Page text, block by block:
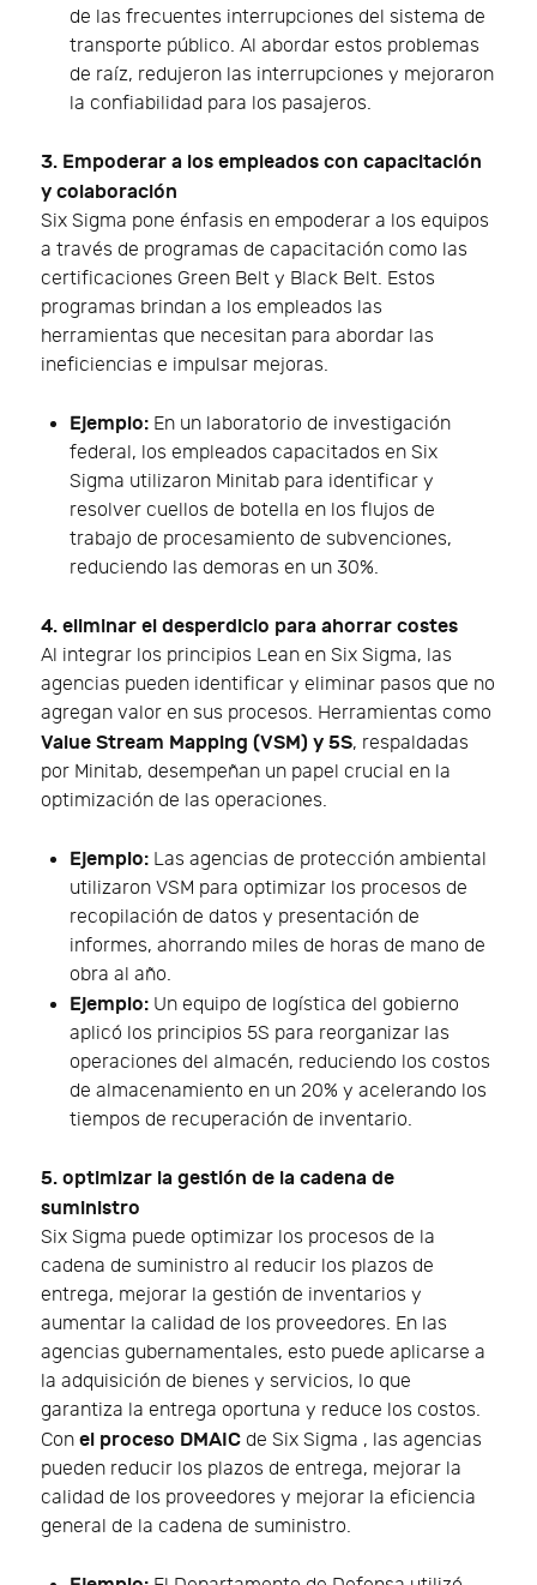
de las frecuentes interrupciones del sistema de
transporte público. Al abordar estos problemas
de raíz, redujeron las interrupciones y mejoraron
la confiabilidad para los pasajeros.
3. Empoderar a los empleados con capacitación
y colaboración
Six Sigma pone énfasis en empoderar a los equipos
a través de programas de capacitación como las
certificaciones Green Belt y Black Belt. Estos
programas brindan a los empleados las
herramientas que necesitan para abordar las
ineficiencias e impulsar mejoras.
Ejemplo: En un laboratorio de investigación
federal, los empleados capacitados en Six
Sigma utilizaron Minitab para identificar y
resolver cuellos de botella en los flujos de
trabajo de procesamiento de subvenciones,
reduciendo las demoras en un 30%.
4. eliminar el desperdicio para ahorrar costes
Al integrar los principios Lean en Six Sigma, las
agencias pueden identificar y eliminar pasos que no
agregan valor en sus procesos. Herramientas como
Value Stream Mapping (VSM) y 5S, respaldadas
por Minitab, desempeñan un papel crucial en la
optimización de las operaciones.
Ejemplo: Las agencias de protección ambiental
utilizaron VSM para optimizar los procesos de
recopilación de datos y presentación de
informes, ahorrando miles de horas de mano de
obra al año.
Ejemplo: Un equipo de logística del gobierno
aplicó los principios 5S para reorganizar las
operaciones del almacén, reduciendo los costos
de almacenamiento en un 20% y acelerando los
tiempos de recuperación de inventario.
5. optimizar la gestión de la cadena de
suministro
Six Sigma puede optimizar los procesos de la
cadena de suministro al reducir los plazos de
entrega, mejorar la gestión de inventarios y
aumentar la calidad de los proveedores. En las
agencias gubernamentales, esto puede aplicarse a
la adquisición de bienes y servicios, lo que
garantiza la entrega oportuna y reduce los costos.
Con el proceso DMAIC de Six Sigma , las agencias
pueden reducir los plazos de entrega, mejorar la
calidad de los proveedores y mejorar la eficiencia
general de la cadena de suministro.